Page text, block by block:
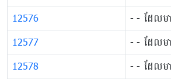
12576 ​- - ដែលម
12577 ​- - ដែលម
12578 - - ដែលម